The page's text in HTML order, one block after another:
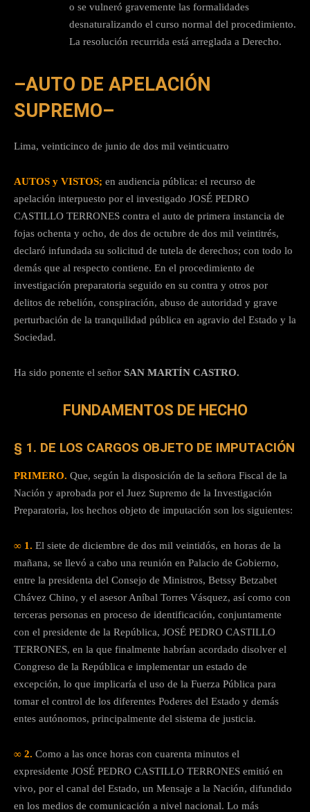
o se vulneró gravemente las formalidades
desnaturalizando el curso normal del procedimiento.
La resolución recurrida está arreglada a Derecho.
–AUTO DE APELACIÓN
SUPREMO–
Lima, veinticinco de junio de dos mil veinticuatro
AUTOS y VISTOS; en audiencia pública: el recurso de
apelación interpuesto por el investigado JOSÉ PEDRO
CASTILLO TERRONES contra el auto de primera instancia de
fojas ochenta y ocho, de dos de octubre de dos mil veintitrés,
declaró infundada su solicitud de tutela de derechos; con todo lo
demás que al respecto contiene. En el procedimiento de
investigación preparatoria seguido en su contra y otros por
delitos de rebelión, conspiración, abuso de autoridad y grave
perturbación de la tranquilidad pública en agravio del Estado y la
Sociedad.
Ha sido ponente el señor SAN MARTÍN CASTRO.
FUNDAMENTOS DE HECHO
§ 1. DE LOS CARGOS OBJETO DE IMPUTACIÓN
PRIMERO. Que, según la disposición de la señora Fiscal de la
Nación y aprobada por el Juez Supremo de la Investigación
Preparatoria, los hechos objeto de imputación son los siguientes:
∞ 1. El siete de diciembre de dos mil veintidós, en horas de la
mañana, se llevó a cabo una reunión en Palacio de Gobierno,
entre la presidenta del Consejo de Ministros, Betssy Betzabet
Chávez Chino, y el asesor Aníbal Torres Vásquez, así como con
terceras personas en proceso de identificación, conjuntamente
con el presidente de la República, JOSÉ PEDRO CASTILLO
TERRONES, en la que finalmente habrían acordado disolver el
Congreso de la República e implementar un estado de
excepción, lo que implicaría el uso de la Fuerza Pública para
tomar el control de los diferentes Poderes del Estado y demás
entes autónomos, principalmente del sistema de justicia.
∞ 2. Como a las once horas con cuarenta minutos el
expresidente JOSÉ PEDRO CASTILLO TERRONES emitió en
vivo, por el canal del Estado, un Mensaje a la Nación, difundido
en los medios de comunicación a nivel nacional. Lo más